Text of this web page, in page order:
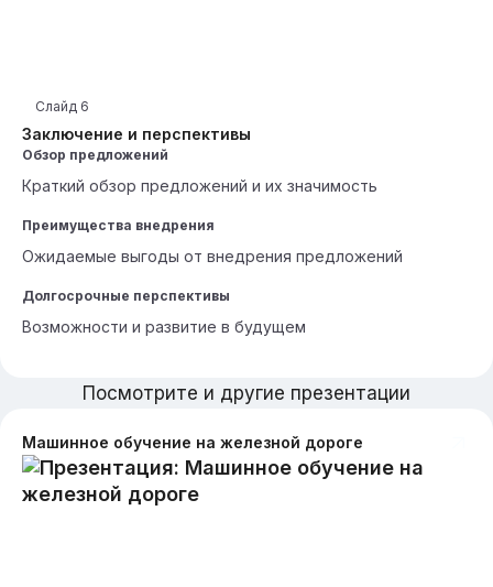
Заключение и перспективы
Слайд 6
Обзор предложений
Краткий обзор предложений и их значимость
Преимущества внедрения
Ожидаемые выгоды от внедрения предложений
Долгосрочные перспективы
Возможности и развитие в будущем
Посмотрите и другие презентации
Машинное обучение на железной дороге